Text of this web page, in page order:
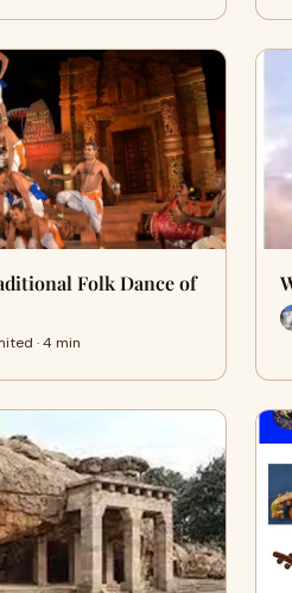
Folk Dance of
· 4 min